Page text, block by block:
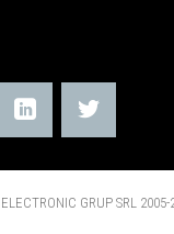
GRUP SRL